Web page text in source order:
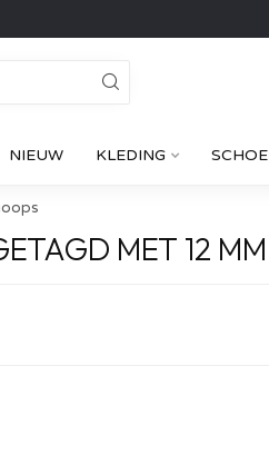
NIEUW KLEDING
MET 12